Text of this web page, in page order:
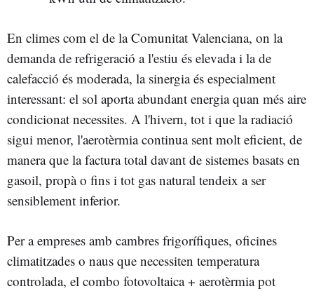
En climes com el de la Comunitat Valenciana, on la
demanda de refrigeració a l'estiu és elevada i la de
calefacció és moderada, la sinergia és especialment
interessant: el sol aporta abundant energia quan més aire
condicionat necessites. A l'hivern, tot i que la radiació
sigui menor, l'aerotèrmia continua sent molt eficient, de
manera que la factura total davant de sistemes basats en
gasoil, propà o fins i tot gas natural tendeix a ser
sensiblement inferior.
Per a empreses amb cambres frigorífiques, oficines
climatitzades o naus que necessiten temperatura
controlada, el combo fotovoltaica + aerotèrmia pot